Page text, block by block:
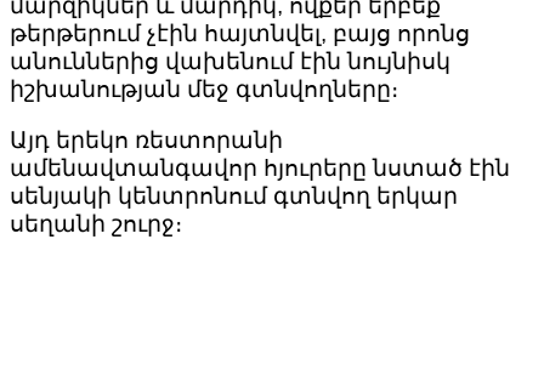
մարզիկներ և մարդիկ, ովքեր երբեք
թերթերում չէին հայտնվել, բայց որոնց
անուններից վախենում էին նույնիսկ
իշխանության մեջ գտնվողները։
Այդ երեկո ռեստորանի
ամենավտանգավոր հյուրերը նստած էին
սենյակի կենտրոնում գտնվող երկար
սեղանի շուրջ։